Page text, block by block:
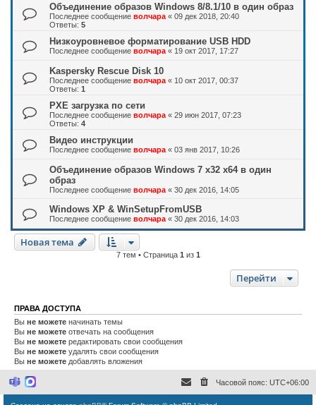
Объединение образов Windows 8/8.1/10 в один образ
Последнее сообщение волчара « 09 дек 2018, 20:40
Ответы: 5
Низкоуровневое форматирование USB HDD
Последнее сообщение волчара « 19 окт 2017, 17:27
Kaspersky Rescue Disk 10
Последнее сообщение волчара « 10 окт 2017, 00:37
Ответы: 1
PXE загрузка по сети
Последнее сообщение волчара « 29 июн 2017, 07:23
Ответы: 4
Видео инструкции
Последнее сообщение волчара « 03 янв 2017, 10:26
Объединение образов Windows 7 x32 x64 в один
образ
Последнее сообщение волчара « 30 дек 2016, 14:05
Windows XP & WinSetupFromUSB
Последнее сообщение волчара « 30 дек 2016, 14:03
Новая тема
7 тем • Страница 1 из 1
Перейти
ПРАВА ДОСТУПА
Вы не можете начинать темы
Вы не можете отвечать на сообщения
Вы не можете редактировать свои сообщения
Вы не можете удалять свои сообщения
Вы не можете добавлять вложения
M
M
Часовой пояс: UTC+06:00